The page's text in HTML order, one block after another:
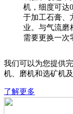
机，细度可达
于加工石膏、
业。与气流磨
需要更换一次
我们可以为您提供
机、磨机和选矿机及
了解更多